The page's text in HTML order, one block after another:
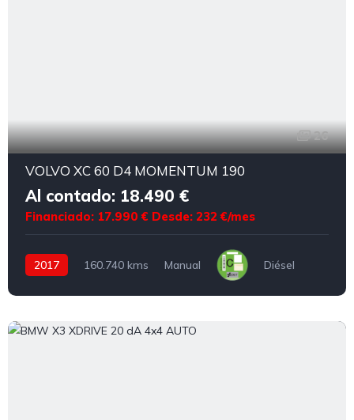
26
VOLVO XC 60 D4 MOMENTUM 190
Al contado: 18.490 €
Financiado: 17.990 € Desde: 232 €/mes
2017 160.740 kms Manual Diésel